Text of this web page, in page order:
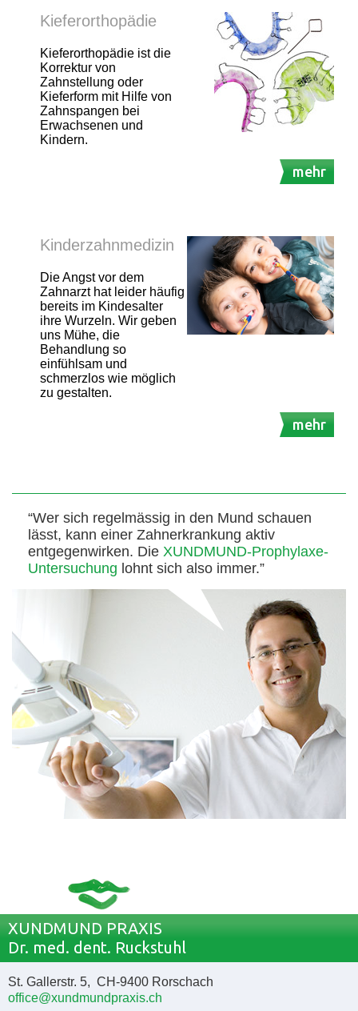
Kieferorthopädie
Kieferorthopädie ist die
Korrektur von
Zahnstellung oder
Kieferform mit Hilfe von
Zahnspangen bei
Erwachsenen und
Kindern.
mehr
Kinderzahnmedizin
Die Angst vor dem
Zahnarzt hat leider häufig
bereits im Kindesalter
ihre Wurzeln. Wir geben
uns Mühe, die
Behandlung so
einfühlsam und
schmerzlos wie möglich
zu gestalten.
mehr
“Wer sich regelmässig in den Mund schauen
lässt, kann einer Zahnerkrankung aktiv
entgegenwirken. Die XUNDMUND-Prophylaxe-
Untersuchung lohnt sich also immer.”
XUNDMUND PRAXIS
Dr. med. dent. Ruckstuhl
St. Gallerstr. 5, CH-9400 Rorschach
office@xundmundpraxis.ch